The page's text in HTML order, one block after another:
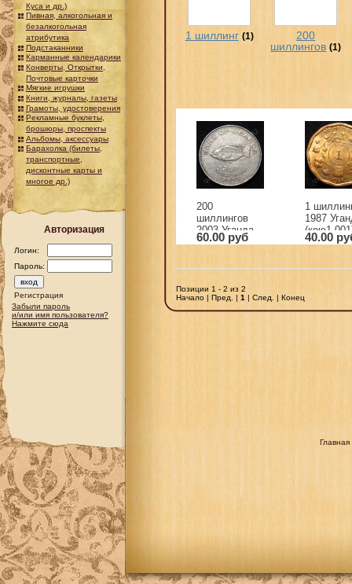
Куса и др.)
Пивная, алкогольная и
безалкогольная
атрибутика
Подстаканники
Карманные календарики
Конверты, Открытки,
Почтовые карточки
Мягкие игрушки
Книги, журналы, газеты
Грамоты, удостоверения
Рекламные буклеты,
брошюры, проспекты
Альбомы, аксессуары
Барахолка (билеты,
транспортные,
дисконтные карты и
многое др.)
Авторизация
Логин:
Пароль:
Регистрация
Забыли пароль
и/или имя пользователя?
Нажмите сюда
1 шиллинг (1)
200
шиллингов (1)
200
шиллингов
2003 Уганда
(116-074)
60.00 руб
1
1987
(кою1-
40.00
Позиции 1 - 2 из 2
Начало | Пред. | 1 | След. | Конец